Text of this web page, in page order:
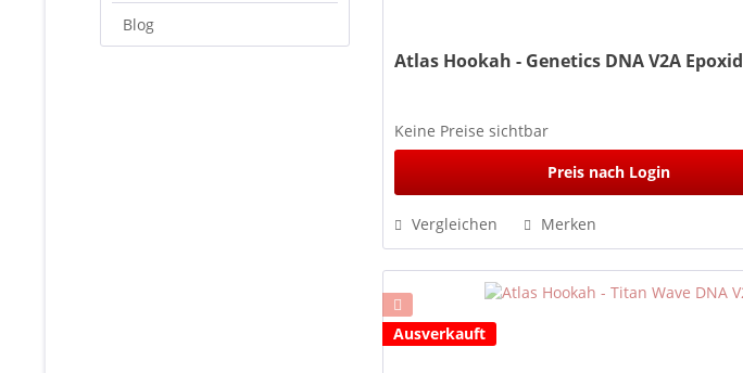
Blog
Atlas Hookah - Genetics DNA V2A Epoxid
Keine Preise sichtbar
Preis nach Login
Vergleichen Merken
Ausverkauft